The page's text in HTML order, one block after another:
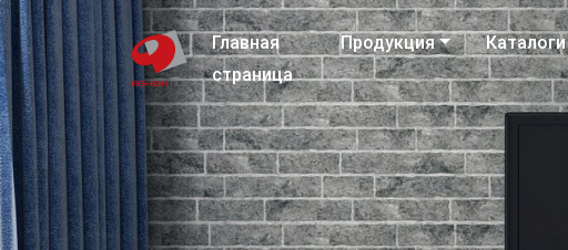
Главная
страница
Продукция Каталоги